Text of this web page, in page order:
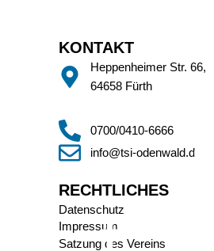
KONTAKT
Heppenheimer Str. 66,
64658 Fürth
0700/0410-6666
info@tsi-odenwald.de
RECHTLICHES
Datenschutz
Impressum
Satzung des Vereins